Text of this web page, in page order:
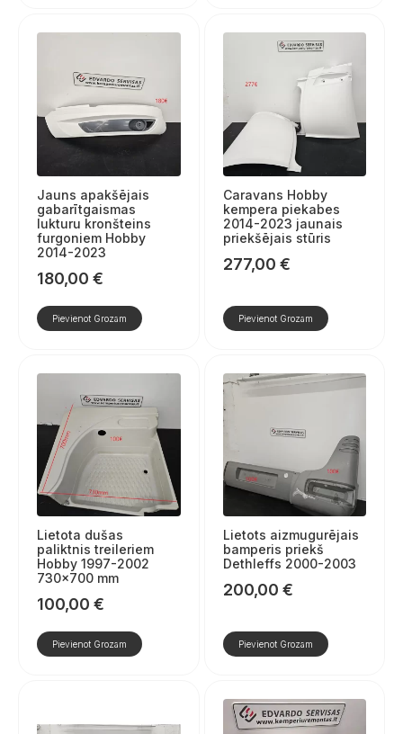
Jauns apakšējais
gabarītgaismas
lukturu kronšteins
furgoniem Hobby
2014-2023
180,00 €
Pievienot Grozam
Caravans Hobby
kempera piekabes
2014-2023 jaunais
priekšējais stūris
277,00 €
Pievienot Grozam
Lietota dušas
paliktnis treileriem
Hobby 1997-2002
730×700 mm
100,00 €
Pievienot Grozam
Lietots aizmugurējais
bamperis priekš
Dethleffs 2000-2003
200,00 €
Pievienot Grozam